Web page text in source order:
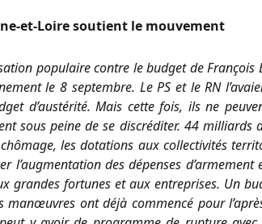
et-Loire soutient le mouvement
populaire contre le budget de
le 8 septembre. Le PS et le RN
d’austérité. Mais cette fois, ils ne
sous peine de se discréditer. 44 milliards
chômage, les dotations aux collectivités
l’augmentation des dépenses
grandes fortunes et aux entreprises. Un
manœuvres ont déjà commencé pour